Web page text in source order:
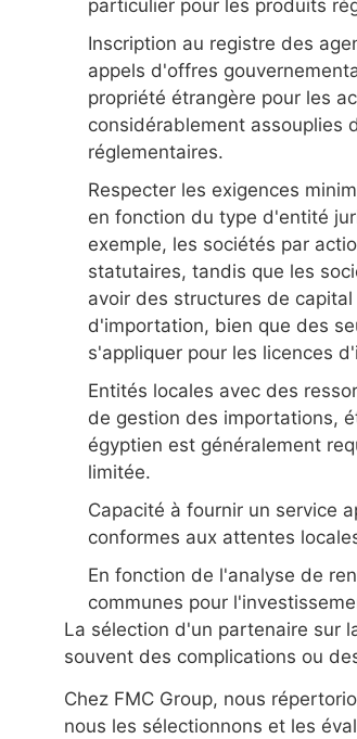
particulier pour les produits
Inscription au registre des
appels d'offres
propriété étrangère pour les
considérablement assouplies
réglementaires.
Respecter les exigences
en fonction du type d'entité
exemple, les sociétés par
statutaires, tandis que les
avoir des structures de
d'importation, bien que des
s'appliquer pour les licences
Entités locales avec des
de gestion des importations,
égyptien est généralement
limitée.
Capacité à fournir un service
conformes aux attentes
En fonction de l'analyse de
communes pour
La sélection d'un partenaire sur
souvent des complications ou
Chez FMC Group, nous
nous les sélectionnons et les